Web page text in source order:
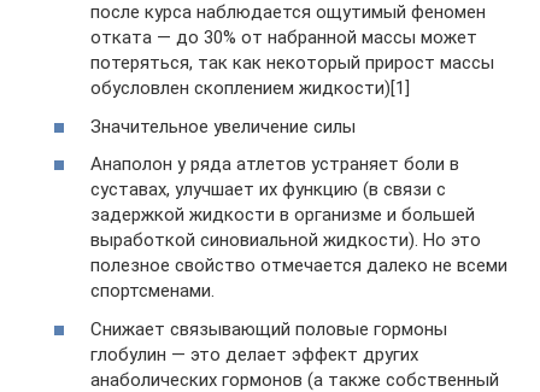
после курса наблюдается ощутимый феномен
отката — до 30% от набранной массы может
потеряться, так как некоторый прирост массы
обусловлен скоплением жидкости)[1]
Значительное увеличение силы
Анаполон у ряда атлетов устраняет боли в
суставах, улучшает их функцию (в связи с
задержкой жидкости в организме и большей
выработкой синовиальной жидкости). Но это
полезное свойство отмечается далеко не всеми
спортсменами.
Снижает связывающий половые гормоны
глобулин — это делает эффект других
анаболических гормонов (а также собственный